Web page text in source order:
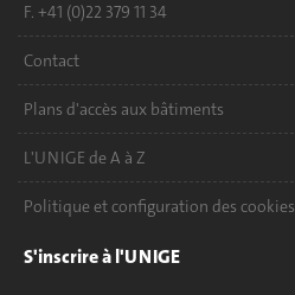
F. +41 (0)22 379 11 34
Contact
Plans d'accès aux bâtiments
L'UNIGE de A à Z
Politique et configuration des cookies
S'inscrire à l'UNIGE